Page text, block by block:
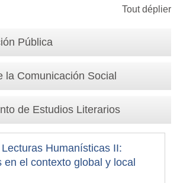
Tout déplier
Pública
la Comunicación Social
de Estudios Literarios
Humanísticas II:
en el contexto global y local